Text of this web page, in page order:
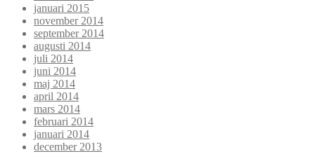
januari 2015
november 2014
september 2014
augusti 2014
juli 2014
juni 2014
maj 2014
april 2014
mars 2014
februari 2014
januari 2014
december 2013